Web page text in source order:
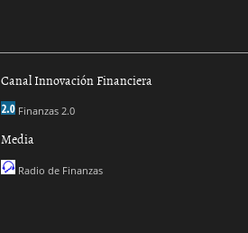
Canal Innovación Financiera
Finanzas 2.0
Media
Radio de Finanzas